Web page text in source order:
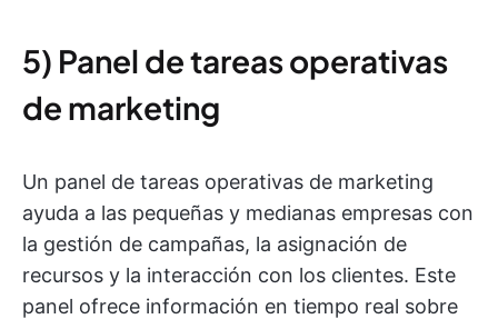
5) Panel de tareas operativas
de marketing
Un panel de tareas operativas de marketing
ayuda a las pequeñas y medianas empresas con
la gestión de campañas, la asignación de
recursos y la interacción con los clientes. Este
panel ofrece información en tiempo real sobre